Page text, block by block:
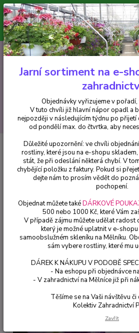
Minimální hodnota pro odeslání z
V tuto chvíli již hlavní nápor objednávek
nejpozději v následujícím týdnu po přijetí
vyřizujeme v pořadí, v
CZK
+420 602 223 614
Balkónové rostliny
Verbena –
kusovém balení
Verbena – modro-
kus v 3-kusovém
Jarní sortiment na e-
Objednávky vyřizujeme v pořadí,
V tuto chvíli již hlavní nápor opadl a
nejpozději v následujícím týdnu po přijetí
od pondělí max. do čtvrtka, aby
Důležité upozornění: ve chvíli
rostliny, které jsou na e-shopu
stát, že při odeslání některá chybí. V
chybějící položku z faktury. Pokud si
dejte nám to prosím vědět do
pochopení.
Objednat můžete takéDÁRKOVÉ
500 nebo 1000 Kč, které Vám
V případě zájmu můžete udělat radost
který je možné uplatnit v e-
samoobslužném skleníku na Mělníku.
sám vybere rostliny, které mu
DÁREK K NÁKUPU V PODOBĚ
- Na eshopu při objednávce
- V zahradnictví na Mělníce již při
Těšíme se na Vaši návštěvu
Kolektiv Zahradnictví
Zavřít